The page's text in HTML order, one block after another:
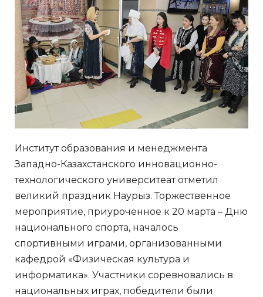
Институт образования и менеджмента
Западно-Казахстанского инновационно-
технологического университеат отметил
великий праздник Наурыз. Торжественное
мероприятие, приуроченное к 20 марта – Дню
национального спорта, началось
спортивными играми, организованными
кафедрой «Физическая культура и
информатика». Участники соревновались в
национальных играх, победители были